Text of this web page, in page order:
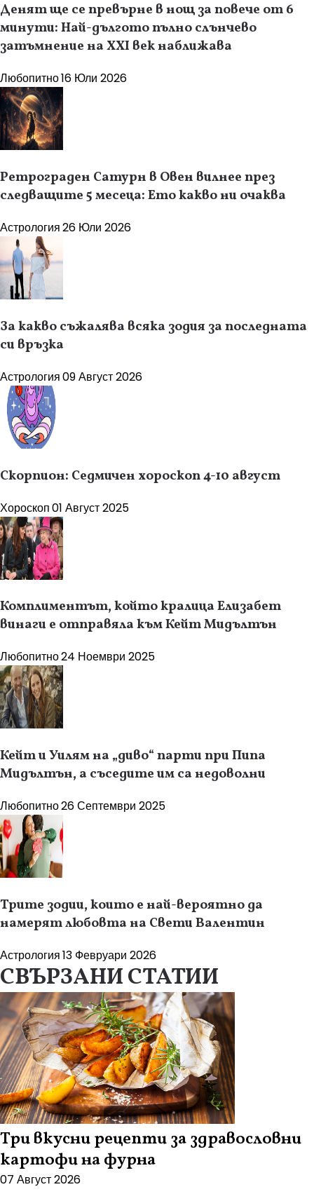
Денят ще се превърне в нощ за повече от 6
минути: Най-дългото пълно слънчево
затъмнение на XXI век наближава
Любопитно16 Юли 2026
Ретрограден Сатурн в Овен вилнее през
следващите 5 месеца: Ето какво ни очаква
Астрология26 Юли 2026
За какво съжалява всяка зодия за последната
си връзка
Астрология09 Август 2026
Скорпион: Седмичен хороскоп 4-10 август
Хороскоп01 Август 2025
Комплиментът, който кралица Елизабет
винаги е отправяла към Кейт Мидълтън
Любопитно24 Ноември 2025
Кейт и Уилям на „диво“ парти при Пипа
Мидълтън, а съседите им са недоволни
Любопитно26 Септември 2025
Трите зодии, които е най-вероятно да
намерят любовта на Свети Валентин
Астрология13 Февруари 2026
СВЪРЗАНИ СТАТИИ
Три вкусни рецепти за здравословни
картофи на фурна
07 Август 2026